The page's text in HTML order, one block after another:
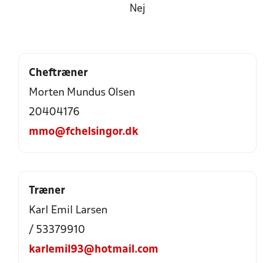
Nej
Cheftræner
Morten Mundus Olsen
20404176
mmo@fchelsingor.dk
Træner
Karl Emil Larsen
/ 53379910
karlemil93@hotmail.com